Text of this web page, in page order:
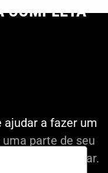
COMPLETA
ajudar a fazer um
parte de seu
como o Dolar.